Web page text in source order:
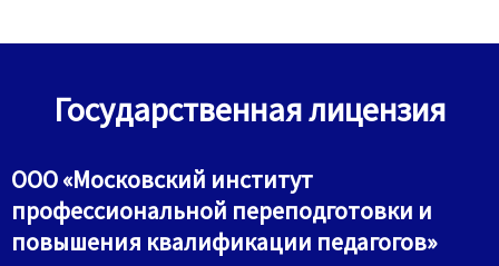
Государственная лицензия
ООО «Московский институт
профессиональной переподготовки и
повышения квалификации педагогов»